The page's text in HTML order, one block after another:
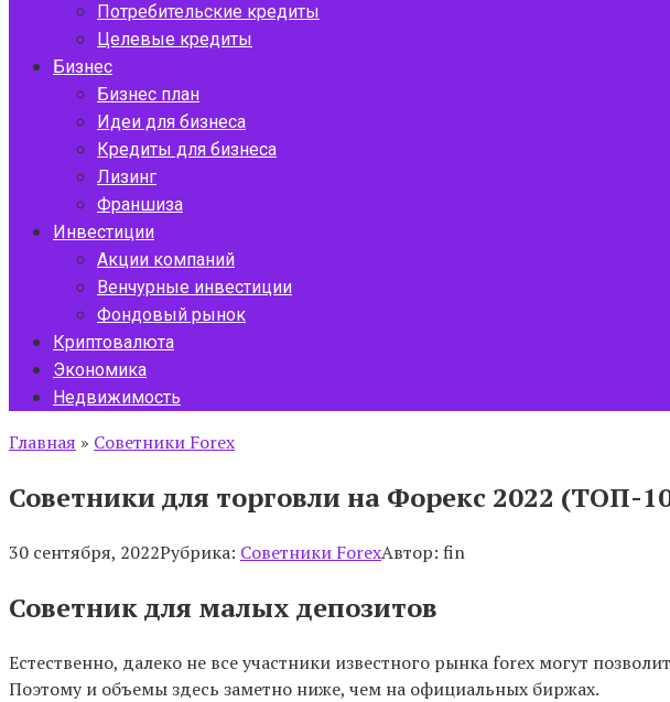
Потребительские кредиты
Целевые кредиты
Бизнес
Бизнес план
Идеи для бизнеса
Кредиты для бизнеса
Лизинг
Франшиза
Инвестиции
Акции компаний
Венчурные инвестиции
Фондовый рынок
Криптовалюта
Экономика
Недвижимость
Главная » Советники Forex
Советники для торговли на Форекс 2022 (ТОП-
30 сентября, 2022Рубрика: Советники ForexАвтор: fin
Советник для малых депозитов
Естественно, далеко не все участники известного рынка forex могут
Поэтому и объемы здесь заметно ниже, чем на официальных биржах.